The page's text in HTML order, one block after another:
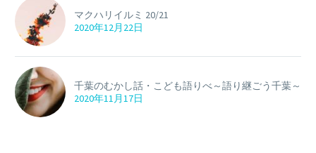
マクハリイルミ 20/21
2020年12月22日
千葉のむかし話・こども語りべ～語り継ごう千葉～
2020年11月17日